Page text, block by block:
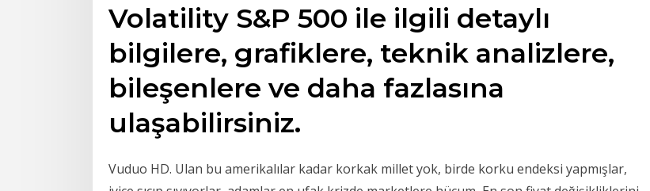
Volatility S&P 500 ile ilgili detaylı
bilgilere, grafiklere, teknik analizlere,
bileşenlere ve daha fazlasına
ulaşabilirsiniz.
Vuduo HD. Ulan bu amerikalılar kadar korkak millet yok, birde korku endeksi yapmışlar,